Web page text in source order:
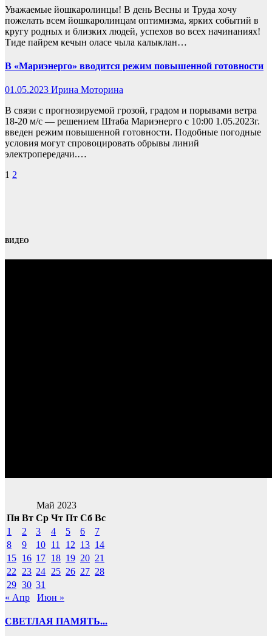
Уважаемые йошкаролинцы! В день Весны и Труда хочу
пожелать всем йошкаролинцам оптимизма, ярких событий в
кругу родных и близких людей, успехов во всех начинаниях!
Тиде пайрем кечын оласе чыла калыклан…
В «Мариэнерго» вводится режим повышенной готовности
01.05.2023 Ирина Моторина
В связи с прогнозируемой грозой, градом и порывами ветра
18-20 м/с — решением Штаба Мариэнерго с 10:00 1.05.2023г.
введен режим повышенной готовности. Подобные погодные
условия могут спровоцировать обрывы линий
электропередачи.…
Пагинация
1 2
ВИДЕО
Май 2023
Пн Вт Ср Чт Пт Сб Вс
1
2 3 4 5 6
7
8
9 10 11 12 13 14
15 16 17 18 19 20 21
22
23 24 25 26 27 28
29 30 31
« Апр
Июн »
СВЕТЛАЯ ПАМЯТЬ...